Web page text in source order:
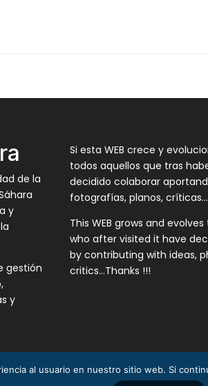
de la
y
gestión
y
Si esta WEB crece y
todos aquellos que tras
decidido colaborar
fotografías, planos, críticas…
This WEB grows and
who after visited it have
by contributing with ideas,
critics…Thanks !!!
2013al usuario en nuestro sitio web. Si